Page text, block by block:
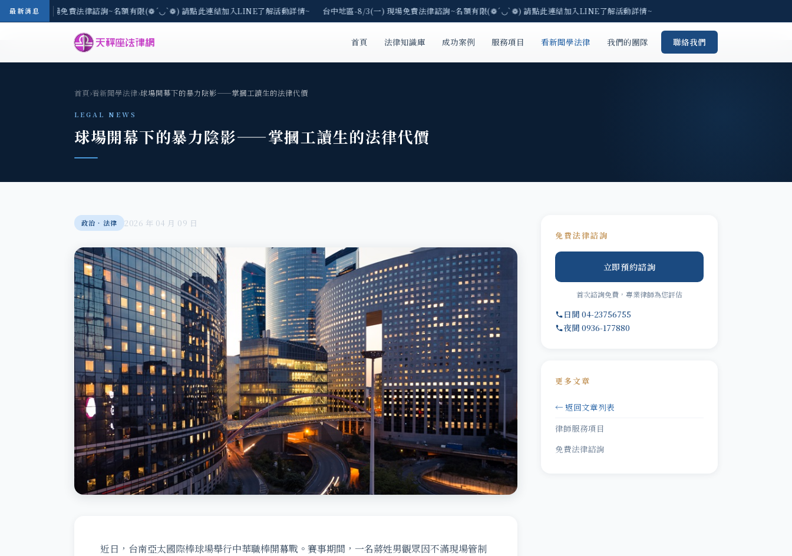
最新消息
3(一) 現場免費法律諮詢~名額有限(❁´◡`❁) 請點此連結加入LINE了解活動詳情~ 台中地區-8/3(一) 現場免費法律諮詢~名額有限(❁´◡`❁) 請點此連結加入LINE了解活動詳情~
首頁 法律知識庫 成功案例 服務項目 看新聞學法律 我們的團隊 聯絡我們
首頁›看新聞學法律›球場開幕下的暴力陰影——掌摑工讀生的法律代價
LEGAL NEWS
球場開幕下的暴力陰影——掌摑工讀生的法律代價
政治‧法律 2026 年 04 月 09 日
近日，台南亞太國際棒球場舉行中華職棒開幕戰。賽事期間，一名蔣姓男觀眾因不滿現場管制
免費法律諮詢
立即預約諮詢
首次諮詢免費，專業律師為您評估
日間 04-23756755
夜間 0936-177880
更多文章
← 返回文章列表
律師服務項目
免費法律諮詢